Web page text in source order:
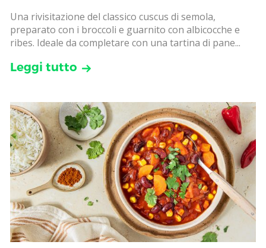
Una rivisitazione del classico cuscus di semola,
preparato con i broccoli e guarnito con albicocche e
ribes. Ideale da completare con una tartina di pane...
Leggi tutto